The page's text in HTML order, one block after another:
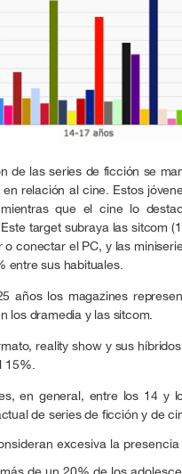
de las series de ficción se
en relación al cine. Estos
que el cine lo
target subraya las sitcom
o conectar el PC, y las
entre sus habituales.
años los magazines
los dramedia y las sitcom.
reality show y sus
15%.
en general, entre los 14 y
de series de ficción y de
excesiva la
de un 20% de los